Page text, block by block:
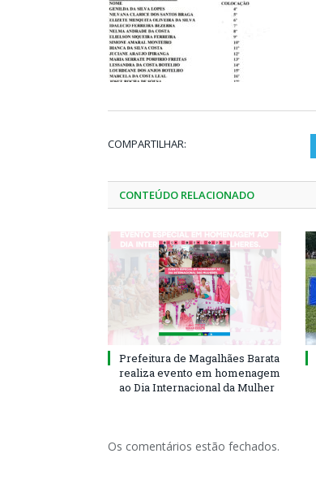
COMPARTILHAR:
CONTEÚDO RELACIONADO
Prefeitura de Magalhães Barata
realiza evento em homenagem
ao Dia Internacional da Mulher
Os comentários estão fechados.